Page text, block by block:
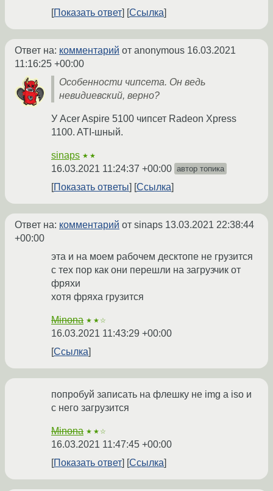
Показать ответ
Ссылка
Ответ на: комментарий от anonymous 16.03.2021
11:16:25 +00:00
Особенности чипсета. Он ведь
невидиевский, верно?
У Acer Aspire 5100 чипсет Radeon Xpress
1100. ATI-шный.
sinaps ★★
16.03.2021 11:24:37 +00:00 автор топика
Показать ответы Ссылка
Ответ на: комментарий от sinaps 13.03.2021 22:38:44
+00:00
эта и на моем рабочем десктопе не грузится
с тех пор как они перешли на загрузчик от
фряхи
хотя фряха грузится
Minona ★★☆
16.03.2021 11:43:29 +00:00
Ссылка
попробуй записать на флешку не img а iso и
с него загрузится
Minona ★★☆
16.03.2021 11:47:45 +00:00
Показать ответ
Ссылка